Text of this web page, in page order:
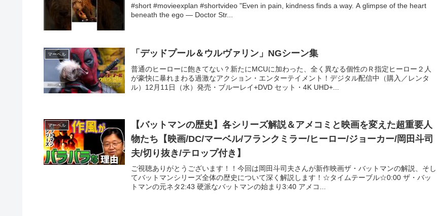
#short #movieexplan #shortvideo "Even in pain, kindness finds a way. A glimpse of the heart
beneath the ego — Doctor Str...
マーベル 「デッドプール＆ウルヴァリン」NGシーン集
普通のヒーローに飽きてない？新たにMCUに加わった、全く異なる個性のＲ指定ヒーロー２人
が豪快に暴れまわる過激なアクション・エンターテイメント！デジタル配信中（購入／レンタ
ル）12月11日（水）発売・ブルーレイ+DVD セット・4K UHD+...
マーベル
【バットマンの歴史】各シリーズ解説＆アメコミと映画を変えた超重要人
物たち【映画/DC/マーベル/フランクミラー/ヒーロー/ジョーカー/岡田斗司
夫/切り抜き/テロップ付き】
ご視聴ありがとうございます！！今回は岡田斗司夫さんが新作映画ザ・バットマンの解説、そし
てバットマンシリーズ全体の歴史について深く解説します！☆タイムテーブル☆0:00 ザ・バッ
トマンの元ネタ2:43 硬派なバットマンの始まり3:40 アメコ...